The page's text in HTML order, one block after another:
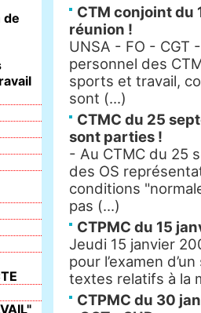
CTM conjoint du
réunion !
UNSA - FO - CGT
personnel des
sports et travail,
sont (...)
CTMC du 25
sont parties !
- Au CTMC du 25
des OS
conditions
pas (...)
CTPMC du 15
Jeudi 15 janvier
pour l’examen
textes relatifs à la
CTPMC du 30
de